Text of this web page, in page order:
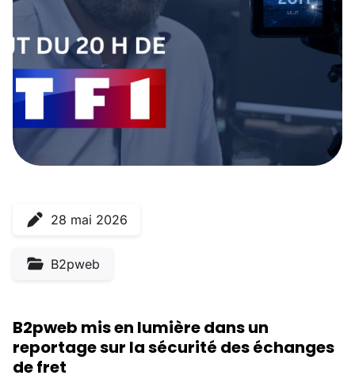
28 mai 2026
B2pweb
B2pweb mis en lumière dans un
reportage sur la sécurité des échanges
de fret